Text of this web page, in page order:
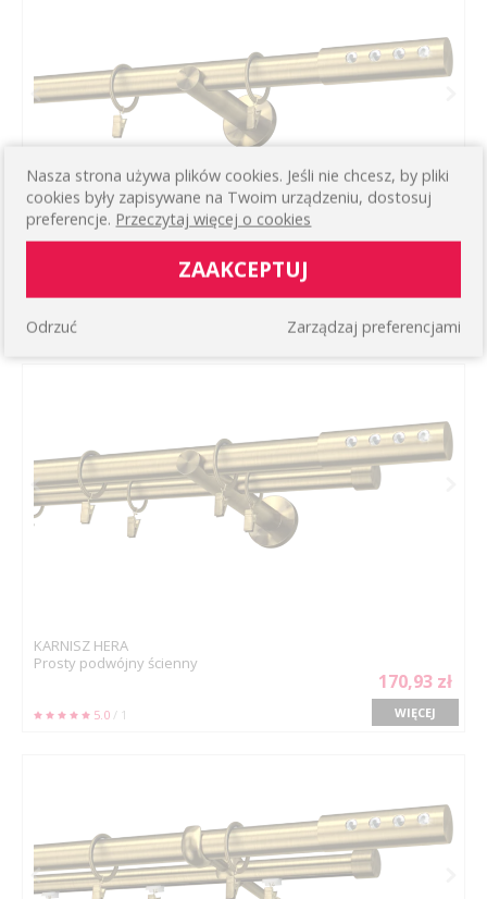
Prosty pojedynczy ścienny
WIĘCEJ
KARNISZ HERA
Prosty podwójny ścienny
5.0 / 1
170,93 zł
WIĘCEJ
Nasza strona używa plików cookies. Jeśli nie chcesz, by pliki
cookies były zapisywane na Twoim urządzeniu, dostosuj
preferencje. Przeczytaj więcej o cookies
ZAAKCEPTUJ
Zarządzaj preferencjami
Odrzuć